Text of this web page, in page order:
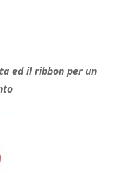
ed il ribbon per un